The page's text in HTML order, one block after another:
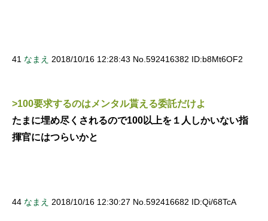
41 なまえ 2018/10/16 12:28:43 No.592416382 ID:b8Mt6OF2
>100要求するのはメンタル貰える委託だけよ
たまに埋め尽くされるので100以上を１人しかいない指
揮官にはつらいかと
44 なまえ 2018/10/16 12:30:27 No.592416682 ID:Qi/68TcA